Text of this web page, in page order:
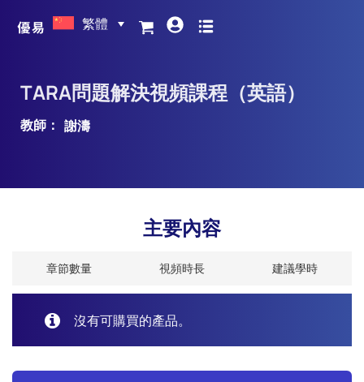
繁體
TARA問題解決視頻課程（英語）
教師： 謝濤
主要內容
章節數量 視頻時長 建議學時
沒有可購買的產品。